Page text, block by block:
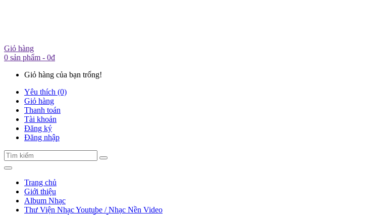
Giỏ hàng
0 sản phẩm - 0đ
Giỏ hàng của bạn trống!
Yêu thích (0)
Giỏ hàng
Thanh toán
Tài khoản
Đăng ký
Đăng nhập
Trang chủ
Giới thiệu
Album Nhạc
Thư Viện Nhạc Youtube / Nhạc Nền Video